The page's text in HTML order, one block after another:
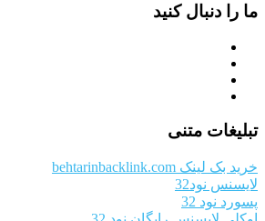
ما را دنبال کنید
تبلیغات متنی
خرید بک لینک behtarinbacklink.com
لایسنس نود32
پسورد نود 32